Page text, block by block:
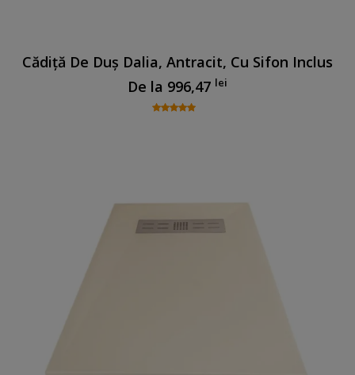
Cădiță De Duș Dalia, Antracit, Cu Sifon Inclus
De la 996,47 lei